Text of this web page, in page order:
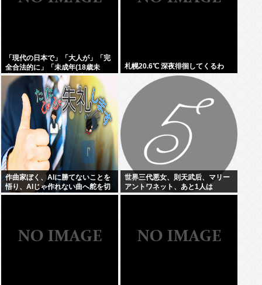
「現代の日本で」「大人が」「完
全合法的に」「未成年(18歳未
満)」と性行為をする方法ってある
の？
札幌20.6℃ 深夜徘徊してくるわ
作曲家ぼく、AIに勝てないことを
悟り、AIじゃ作れない曲へ舵を切
ることを決断
世界三代悪女、則天武后、マリー
アントワネット、あと1人は